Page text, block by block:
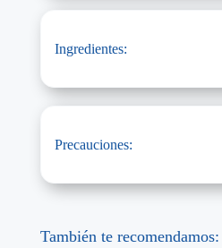
Ingredientes:
Precauciones:
También te recomendamos: